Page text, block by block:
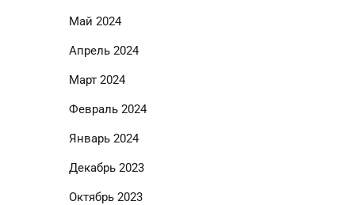
Май 2024
Апрель 2024
Март 2024
Февраль 2024
Январь 2024
Декабрь 2023
Октябрь 2023